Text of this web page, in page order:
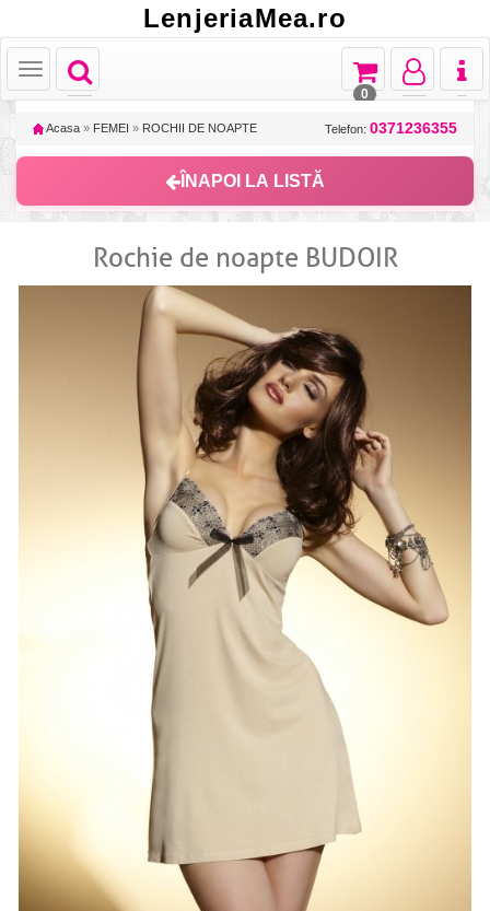
LenjeriaMea.ro
Toggle
navigation
Toggle
Toggle
navigation
Toggle
navigation
Toggle
navigation
0
Acasa » FEMEI » ROCHII DE NOAPTE Telefon: 0371236355
ÎNAPOI LA LISTĂ
Rochie de noapte BUDOIR